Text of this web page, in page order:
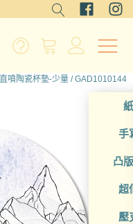
手
凸
超
壓
直噴陶瓷杯墊-少量 / GAD1010144